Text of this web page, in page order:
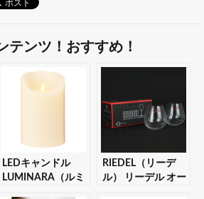
テンツ！おすすめ！
LEDキャンドル
LUMINARA（ルミ
RIEDEL（リーデ
ル） リーデル オー